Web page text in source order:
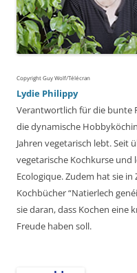
Copyright Guy Wolf/Télécran
Lydie Philippy
Verantwortlich für die bunte
die dynamische
Jahren vegetarisch lebt. Seit
vegetarische Kochkurse
Ecologique. Zudem hat sie
Kochbücher “Natierlech
sie daran, dass Kochen eine
Freude haben soll.